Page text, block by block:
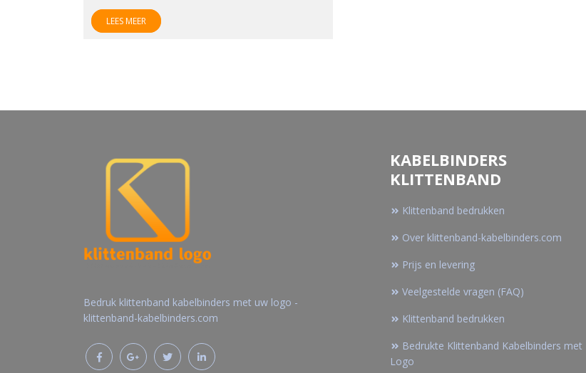
LEES MEER
Bedruk klittenband kabelbinders met uw logo -
klittenband-kabelbinders.com
KABELBINDERS
KLITTENBAND
Klittenband bedrukken
Over klittenband-kabelbinders.com
Prijs en levering
Veelgestelde vragen (FAQ)
Klittenband bedrukken
Bedrukte Klittenband Kabelbinders met
Logo